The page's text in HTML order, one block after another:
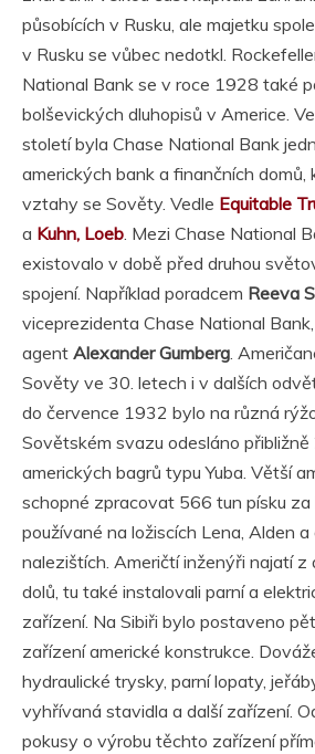
působících v Rusku, ale majetku
v Rusku se vůbec nedotkl.
National Bank se v roce 1928 také
bolševických dluhopisů v Americe.
století byla Chase National Bank
amerických bank a finančních domů,
vztahy se Sověty. Vedle Equitable
a Kuhn, Loeb. Mezi Chase National
existovalo v době před druhou
spojení. Například poradcem Reeva
viceprezidenta Chase National
agent Alexander Gumberg.
Sověty ve 30. letech i v dalších
do července 1932 bylo na různá
Sovětském svazu odesláno
amerických bagrů typu Yuba. Větší
schopné zpracovat 566 tun písku za
používané na ložiscích Lena, Alden
nalezištích. Američtí inženýři najatí z
dolů, tu také instalovali parní a
zařízení. Na Sibiři bylo postaveno
zařízení americké konstrukce.
hydraulické trysky, parní lopaty,
vyhřívaná stavidla a další zařízení.
pokusy o výrobu těchto zařízení